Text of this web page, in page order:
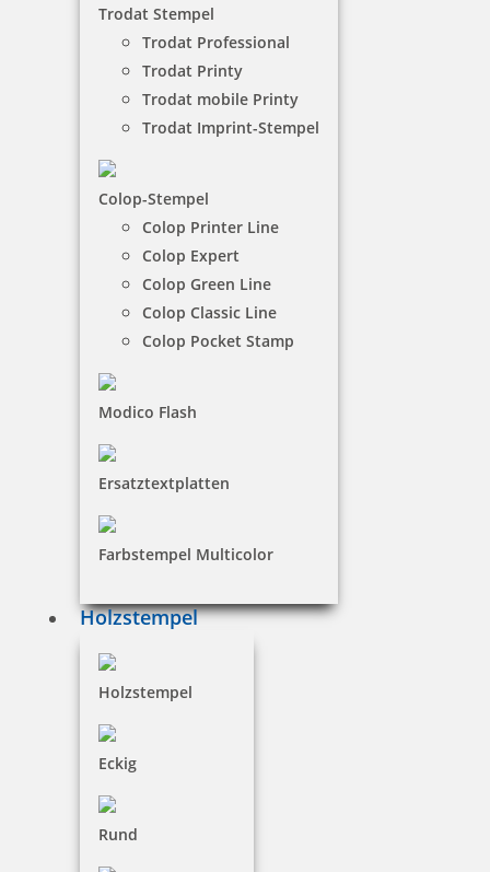
Trodat Stempel
Trodat Professional
Trodat Printy
Trodat mobile Printy
Trodat Imprint-Stempel
Colop-Stempel
Colop Printer Line
Colop Expert
Colop Green Line
Colop Classic Line
Colop Pocket Stamp
Modico Flash
Ersatztextplatten
Farbstempel Multicolor
Holzstempel
Holzstempel
Eckig
Rund
produziert und versendet.
Wir versenden Ihre Bestellung innerhalb Deutschlands
Die Versandpauschale beträgt einschl. Versicherung 0,00
€ brutto innerhalb von Deutschland (weitere
Länderzustellungen gern auf Anfrage).